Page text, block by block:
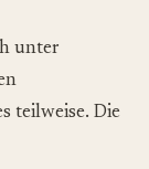
unter
teilweise. Die